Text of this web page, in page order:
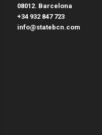
08012. Barcelona
+34 932 847 723
info@statebcn.com